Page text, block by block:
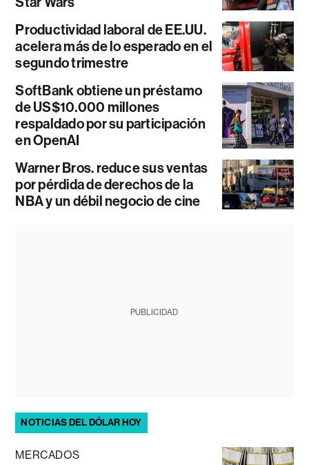
Productividad laboral de EE.UU.
acelera más de lo esperado en el
segundo trimestre
SoftBank obtiene un préstamo
de US$10.000 millones
respaldado por su participación
en OpenAI
Warner Bros. reduce sus ventas
por pérdida de derechos de la
NBA y un débil negocio de cine
PUBLICIDAD
NOTICIAS DEL DÓLAR HOY
MERCADOS